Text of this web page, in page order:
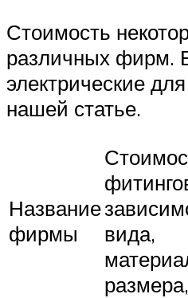
Стоимость
различных фирм.
электрические
нашей статье.
Название
фирмы
вида,